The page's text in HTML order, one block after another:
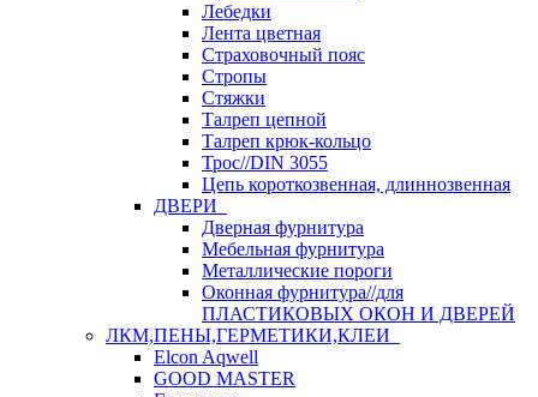
Лебедки
Лента цветная
Страховочный пояс
Стропы
Стяжки
Талреп цепной
Талреп крюк-кольцо
Трос//DIN 3055
Цепь короткозвенная, длиннозвенная
ДВЕРИ
Дверная фурнитура
Мебельная фурнитура
Металлические пороги
Оконная фурнитура//для
ПЛАСТИКОВЫХ ОКОН И ДВЕРЕЙ
ЛКМ,ПЕНЫ,ГЕРМЕТИКИ,КЛЕИ
Elcon Aqwell
GOOD MASTER